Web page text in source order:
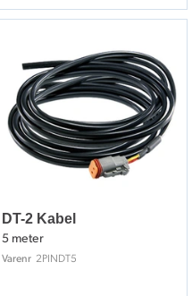
DT-2 Kabel
5 meter
Varenr 2PINDT5